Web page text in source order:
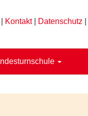
Kontakt| Datenschutz